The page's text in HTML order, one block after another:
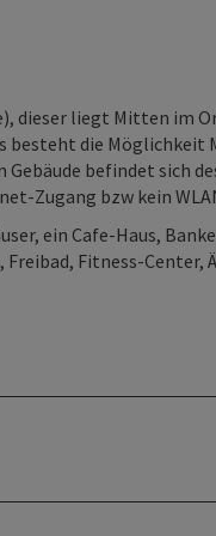
dieser liegt Mitten im
besteht die Möglichkeit
befindet sich
Zugang bzw kein
ein Cafe-Haus,
Fitness-Center,